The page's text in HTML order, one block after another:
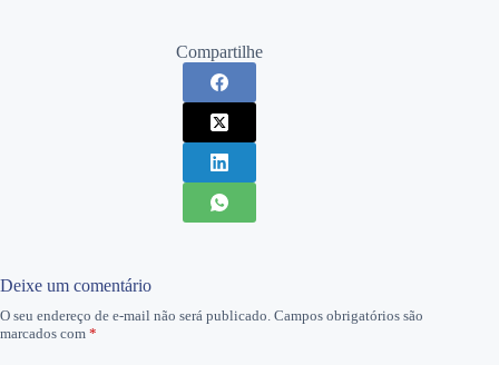
Compartilhe
Deixe um comentário
O seu endereço de e-mail não será publicado. Campos obrigatórios são
marcados com *